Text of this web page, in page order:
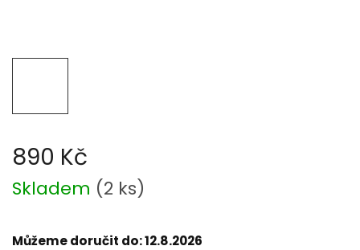
890 Kč
Měrná
cena:
Skladem (2 ks)
Můžeme doručit do:12.8.2026